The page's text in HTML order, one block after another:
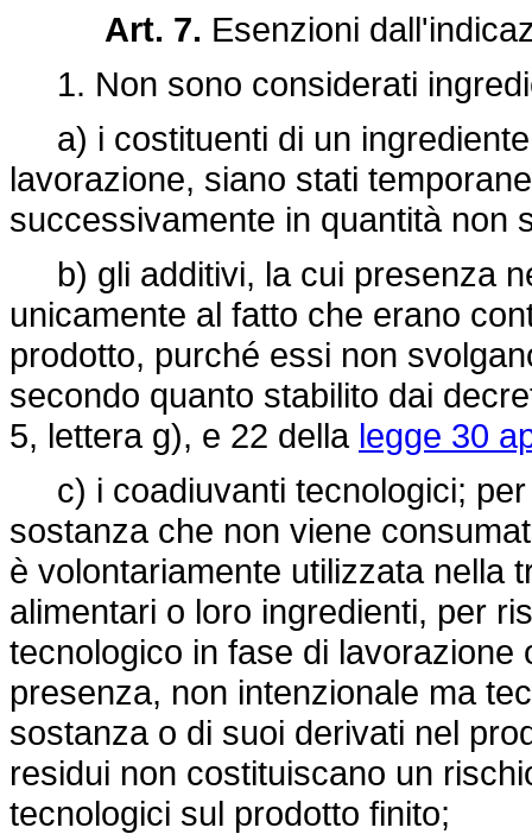
Art. 7. Esenzioni
1. Non sono considerati
a) i costituenti di un
lavorazione, siano stati
successivamente in quantità non
b) gli additivi, la cui presenza
unicamente al fatto che erano
prodotto, purché essi non
secondo quanto stabilito dai
5, lettera g), e 22 della legge 30
c) i coadiuvanti tecnologici; per
sostanza che non viene
è volontariamente utilizzata nella
alimentari o loro ingredienti, per
tecnologico in fase di
presenza, non intenzionale ma
sostanza o di suoi derivati nel
residui non costituiscano un
tecnologici sul prodotto finito;